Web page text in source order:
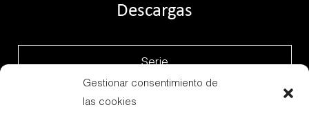
Gestionar consentimiento de
las cookies
Descargas
Serie